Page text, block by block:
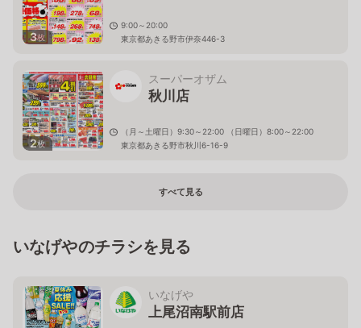
3枚
9:00～20:00
東京都あきる野市伊奈446-3
2枚
スーパーオザム
秋川店
（月～土曜日）9:30～22:00 （日曜日）8:00～22:00
東京都あきる野市秋川6-16-9
すべて見る
いなげやのチラシを見る
いなげや
上尾沼南駅前店